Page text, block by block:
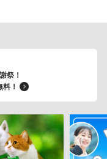
祭！
料！